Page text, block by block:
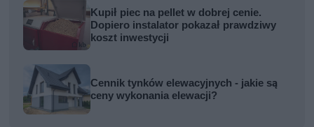
Kupił piec na pellet w dobrej cenie.
Dopiero instalator pokazał prawdziwy
koszt inwestycji
Cennik tynków elewacyjnych - jakie są
ceny wykonania elewacji?